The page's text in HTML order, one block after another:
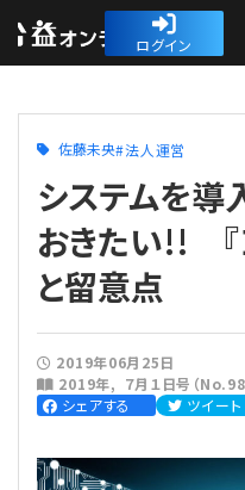
ログイン
人気記事
法人運営
理事会
会計・税務
会計・税務
労務
佐藤未央 法人運営
システムを導
おきたい!! 『
と留意点
2019年06月25日
2019年
７月１日号（
シェアする
ツイート